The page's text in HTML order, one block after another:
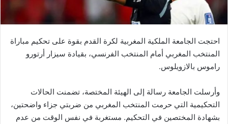
احتجت الجامعة الملكية المغربية لكرة القدم بقوة على تحكيم مباراة
المنتخب المغربي أمام المنتخب الفرنسي، بقيادة سيزار أرتورو
راموس بالازويلوس.
وأرسلت الجامعة رسالة إلى الهيئة المختصة، تضمنت الحالات
التحكيمية التي حرمت المنتخب المغربي من ضربتي جزاء واضحتين،
بشهادة المختصين في التحكيم. مستغربة في نفس الوقت من عدم